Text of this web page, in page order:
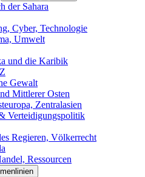
der Sahara
Cyber, Technologie
Umwelt
und die Karibik
Gewalt
Mittlerer Osten
Zentralasien
Verteidigungspolitik
Regieren, Völkerrecht
Ressourcen